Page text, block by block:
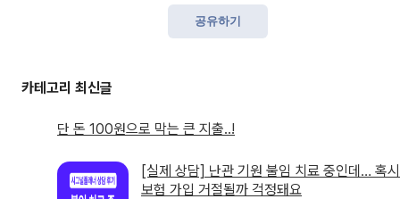
공유하기
단 돈 100원으로 막는 큰 지출..!
[실제 상담] 난관 기원 불임 치료 중인데… 혹시
보험 가입 거절될까 걱정돼요